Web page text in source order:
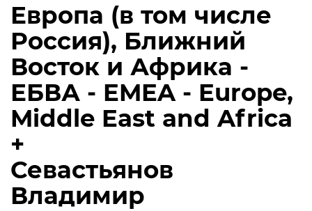
Европа (в том числе
Россия), Ближний
Восток и Африка -
ЕБВА - EMEA - Europe,
Middle East and Africa
+
Севастьянов
Владимир